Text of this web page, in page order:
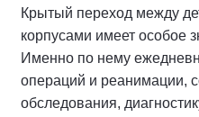
Крытый переход между
корпусами имеет особое
Именно по нему
операций и реанимации,
обследования,